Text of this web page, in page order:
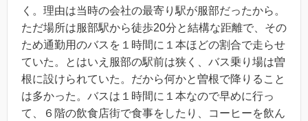
く。理由は当時の会社の最寄り駅が服部だったから。
ただ場所は服部駅から徒歩20分と結構な距離で、その
ため通勤用のバスを１時間に１本ほどの割合で走らせ
ていた。とはいえ服部の駅前は狭く、バス乗り場は曽
根に設けられていた。だから何かと曽根で降りること
は多かった。バスは１時間に１本なので早めに行っ
て、６階の飲食店街で食事をしたり、コーヒーを飲ん